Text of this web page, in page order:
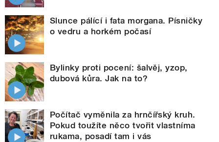
Slunce pálící i fata morgana. Písničky
o vedru a horkém počasí
Bylinky proti pocení: šalvěj, yzop,
dubová kůra. Jak na to?
Počítač vyměnila za hrnčířský kruh.
Pokud toužíte něco tvořit vlastníma
rukama, posadí tam i vás